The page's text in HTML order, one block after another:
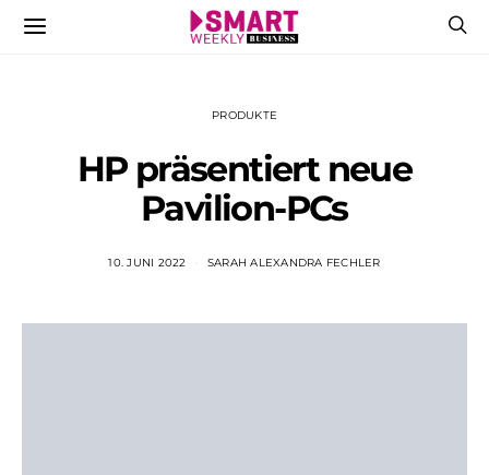
PRODUKTE
HP präsentiert neue
Pavilion-PCs
10. JUNI 2022 SARAH ALEXANDRA FECHLER